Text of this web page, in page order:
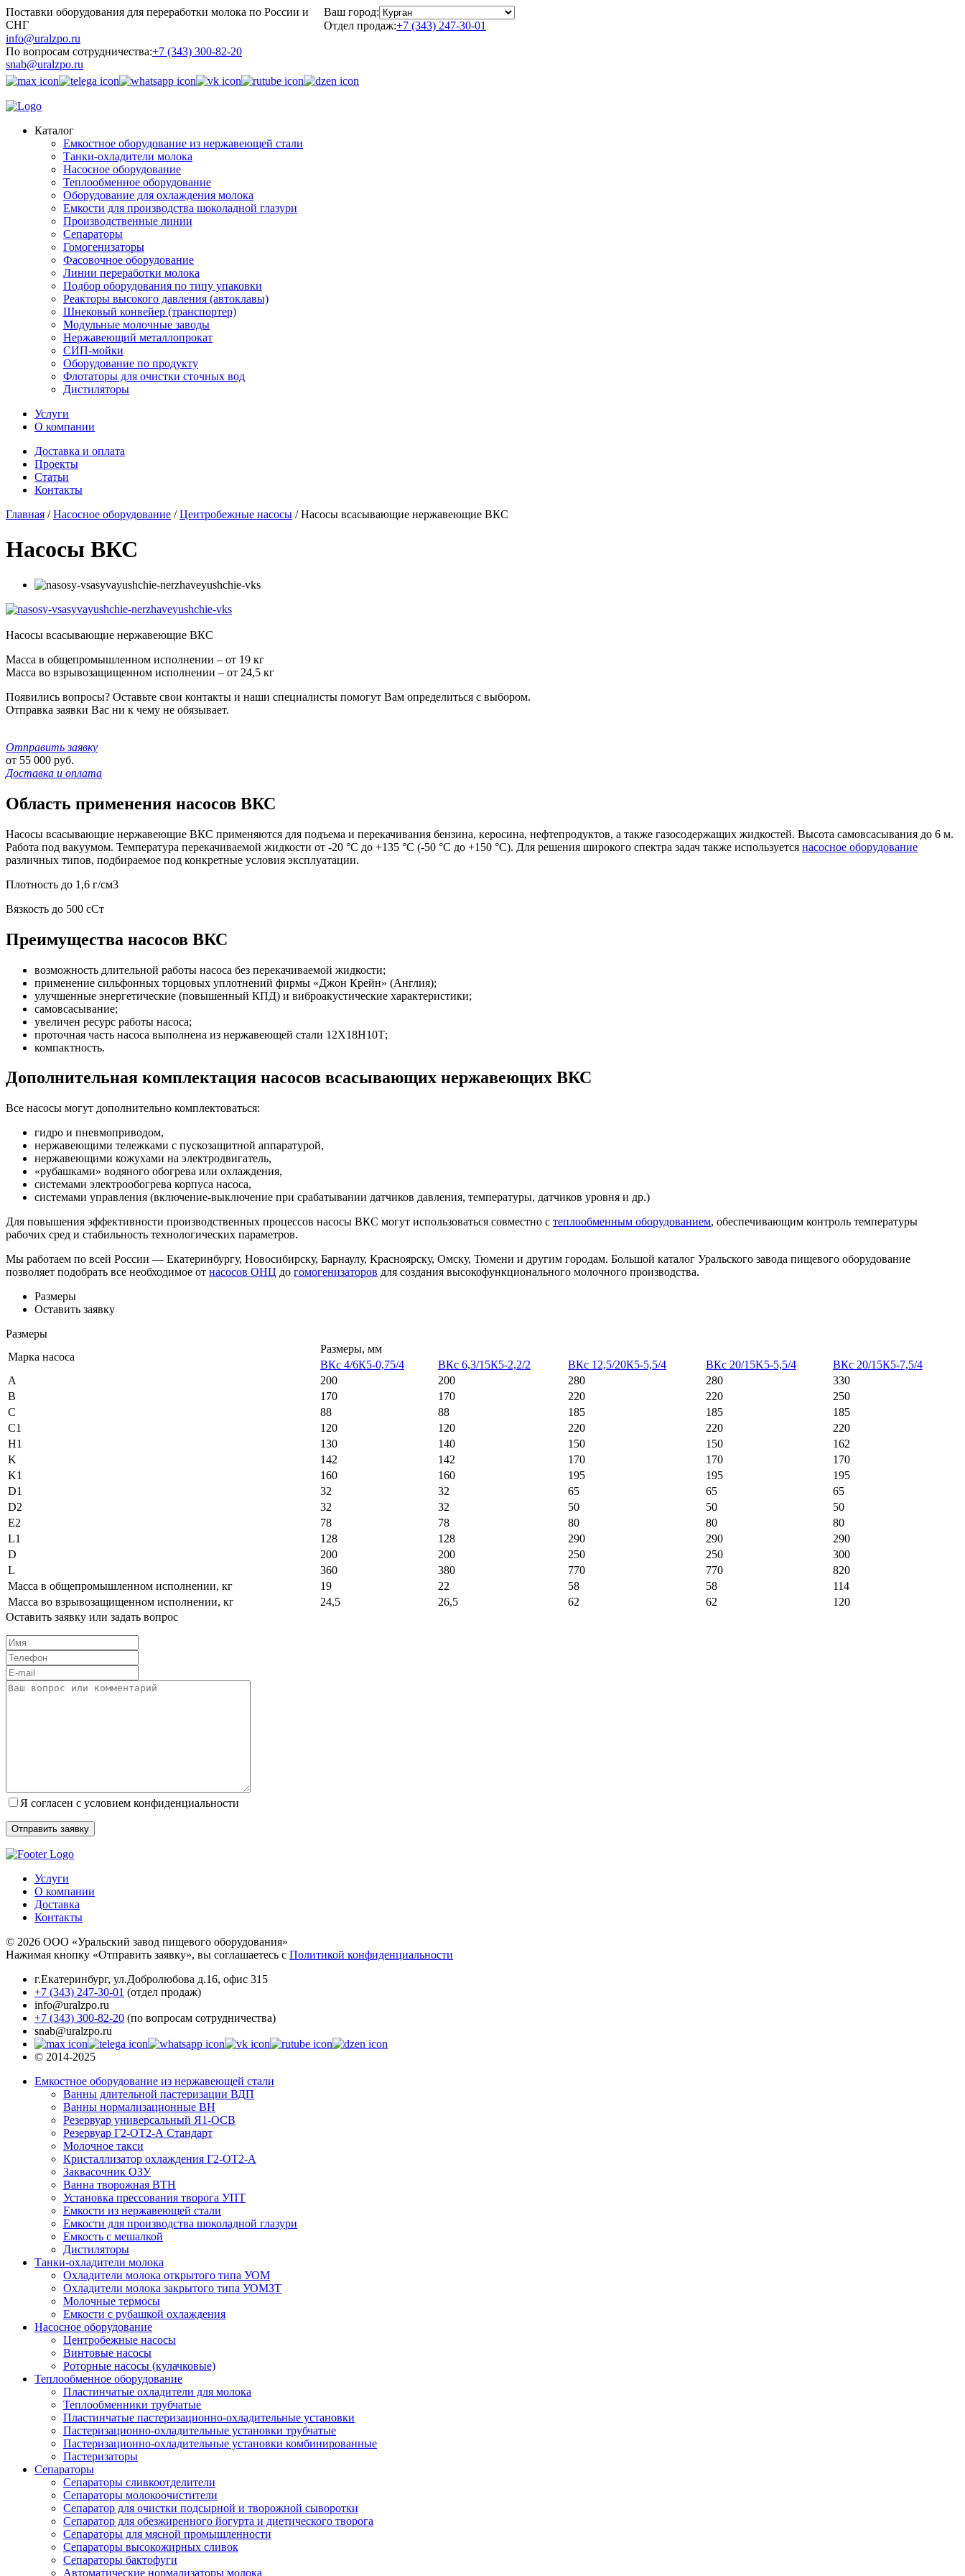
Поставки оборудования для переработки молока по России и
СНГ
Ваш город:
Отдел продаж:+7 (343) 247-30-01
info@uralzpo.ru
По вопросам сотрудничества:+7 (343) 300-82-20
snab@uralzpo.ru
Каталог
Емкостное оборудование из нержавеющей стали
Танки-охладители молока
Насосное оборудование
Теплообменное оборудование
Оборудование для охлаждения молока
Емкости для производства шоколадной глазури
Производственные линии
Сепараторы
Гомогенизаторы
Фасовочное оборудование
Линии переработки молока
Подбор оборудования по типу упаковки
Реакторы высокого давления (автоклавы)
Шнековый конвейер (транспортер)
Модульные молочные заводы
Нержавеющий металлопрокат
СИП-мойки
Оборудование по продукту
Флотаторы для очистки сточных вод
Дистиляторы
Услуги
О компании
Доставка и оплата
Проекты
Статьи
Контакты
Главная /Насосное оборудование /Центробежные насосы /Насосы всасывающие нержавеющие ВКС
Насосы ВКС
Насосы всасывающие нержавеющие ВКС
Масса в общепромышленном исполнении – от 19 кг
Масса во взрывозащищенном исполнении – от 24,5 кг
Появились вопросы? Оставьте свои контакты и наши специалисты помогут Вам определиться с выбором.
Отправка заявки Вас ни к чему не обязывает.
Отправить заявку
от 55 000 руб.
Доставка и оплата
Область применения насосов ВКС
Насосы всасывающие нержавеющие ВКС применяются для подъема и перекачивания бензина, керосина, нефтепродуктов, а также газосодержащих жидкостей. Высота самовсасывания до 6 м.
Работа под вакуумом. Температура перекачиваемой жидкости от -20 °С до +135 °С (-50 °С до +150 °С). Для решения широкого спектра задач также используется насосное оборудование
различных типов, подбираемое под конкретные условия эксплуатации.
Плотность до 1,6 г/см3
Вязкость до 500 сСт
Преимущества насосов ВКС
возможность длительной работы насоса без перекачиваемой жидкости;
применение сильфонных торцовых уплотнений фирмы «Джон Крейн» (Англия);
улучшенные энергетические (повышенный КПД) и виброакустические характеристики;
самовсасывание;
увеличен ресурс работы насоса;
проточная часть насоса выполнена из нержавеющей стали 12Х18Н10Т;
компактность.
Дополнительная комплектация насосов всасывающих нержавеющих ВКС
Все насосы могут дополнительно комплектоваться:
гидро и пневмоприводом,
нержавеющими тележками с пускозащитной аппаратурой,
нержавеющими кожухами на электродвигатель,
«рубашками» водяного обогрева или охлаждения,
системами электрообогрева корпуса насоса,
системами управления (включение-выключение при срабатывании датчиков давления, температуры, датчиков уровня и др.)
Для повышения эффективности производственных процессов насосы ВКС могут использоваться совместно с теплообменным оборудованием, обеспечивающим контроль температуры
рабочих сред и стабильность технологических параметров.
Мы работаем по всей России — Екатеринбургу, Новосибирску, Барнаулу, Красноярску, Омску, Тюмени и другим городам. Большой каталог Уральского завода пищевого оборудование
позволяет подобрать все необходимое от насосов ОНЦ до гомогенизаторов для создания высокофункционального молочного производства.
Размеры
Оставить заявку
Размеры
Марка насоса
Размеры, мм
ВКс 4/6К5-0,75/4
ВКс 6,3/15К5-2,2/2 ВКс 12,5/20К5-5,5/4 ВКс 20/15K5-5,5/4
ВКс 20/15К5-7,5/4
A
200 200 280 280
330
B
170 170 220 220
250
C
88 88 185 185
185
C1
120 120 220 220
220
H1
130 140 150 150
162
K
142 142 170 170
170
K1
160 160 195 195
195
D1
32 32 65 65
65
D2
32 32 50 50
50
E2
78 78 80 80
80
L1
128 128 290 290
290
D
200 200 250 250
300
L
360 380 770 770
820
Масса в общепромышленном исполнении, кг
19 22 58 58
114
Масса во взрывозащищенном исполнении, кг
24,5 26,5 62 62
120
Оставить заявку или задать вопрос
Я согласен с условием конфиденциальности
Услуги
О компании
Доставка
Контакты
© 2026 ООО «Уральский завод пищевого оборудования»
Нажимая кнопку «Отправить заявку», вы соглашаетесь с Политикой конфиденциальности
г.Екатеринбург, ул.Добролюбова д.16, офис 315
+7 (343) 247-30-01 (отдел продаж)
info@uralzpo.ru
+7 (343) 300-82-20 (по вопросам сотрудничества)
snab@uralzpo.ru
© 2014-2025
Емкостное оборудование из нержавеющей стали
Ванны длительной пастеризации ВДП
Ванны нормализационные ВН
Резервуар универсальный Я1-ОСВ
Резервуар Г2-ОТ2-А Стандарт
Молочное такси
Кристаллизатор охлаждения Г2-ОТ2-А
Заквасочник ОЗУ
Ванна творожная ВТН
Установка прессования творога УПТ
Емкости из нержавеющей стали
Емкости для производства шоколадной глазури
Емкость с мешалкой
Дистиляторы
Танки-охладители молока
Охладители молока открытого типа УОМ
Охладители молока закрытого типа УОМЗТ
Молочные термосы
Емкости с рубашкой охлаждения
Насосное оборудование
Центробежные насосы
Винтовые насосы
Роторные насосы (кулачковые)
Теплообменное оборудование
Пластинчатые охладители для молока
Теплообменники трубчатые
Пластинчатые пастеризационно-охладительные установки
Пастеризационно-охладительные установки трубчатые
Пастеризационно-охладительные установки комбинированные
Пастеризаторы
Сепараторы
Сепараторы сливкоотделители
Сепараторы молокоочистители
Сепаратор для очистки подсырной и творожной сыворотки
Сепаратор для обезжиренного йогурта и диетического творога
Сепараторы для мясной промышленности
Сепараторы высокожирных сливок
Сепараторы бактофуги
Автоматические нормализаторы молока